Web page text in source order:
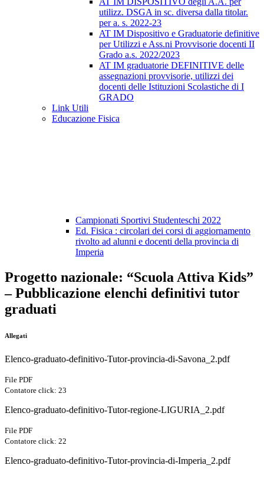
utilizz. DSGA in sc. diversa dalla titolar.
per a. s. 2022-23
AT IM Dispositivo e Graduatorie definitive
per Utilizzi e Ass.ni Provvisorie docenti II
Grado a.s. 2022/2023
AT IM graduatorie DEFINITIVE delle
assegnazioni provvisorie, utilizzi dei
docenti delle Istituzioni Scolastiche di I
GRADO
Link Utili
Educazione Fisica
Campionati Sportivi Studenteschi 2022
Ed. Fisica : circolari dei corsi di aggiornamento
rivolto ad alunni e docenti della provincia di
Imperia
Progetto nazionale: “Scuola Attiva Kids”
– Pubblicazione elenchi definitivi tutor
graduati
Allegati
Elenco-graduato-definitivo-Tutor-provincia-di-Savona_2.pdf
File PDF
Contatore click: 23
Elenco-graduato-definitivo-Tutor-regione-LIGURIA_2.pdf
File PDF
Contatore click: 22
Elenco-graduato-definitivo-Tutor-provincia-di-Imperia_2.pdf